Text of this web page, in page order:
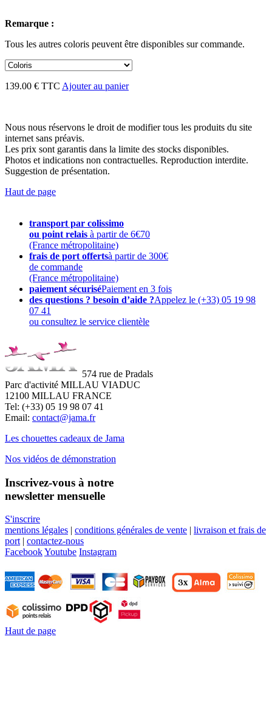
Remarque :
Tous les autres coloris peuvent être disponibles sur commande.
139.00 € TTC Ajouter au panier
Nous nous réservons le droit de modifier tous les produits du site
internet sans préavis.
Les prix sont garantis dans la limite des stocks disponibles.
Photos et indications non contractuelles. Reproduction interdite.
Suggestion de présentation.
Haut de page
transport par colissimo
ou point relais à partir de 6€70
(France métropolitaine)
frais de port offertsà partir de 300€
de commande
(France métropolitaine)
paiement sécuriséPaiement en 3 fois
des questions ? besoin d’aide ?Appelez le (+33) 05 19 98
07 41
ou consultez le service clientèle
574 rue de Pradals
Parc d'activité MILLAU VIADUC
12100 MILLAU FRANCE
Tel: (+33) 05 19 98 07 41
Email: contact@jama.fr
Les chouettes cadeaux de Jama
Nos vidéos de démonstration
Inscrivez-vous à notre
newsletter mensuelle
S'inscrire
mentions légales | conditions générales de vente | livraison et frais de
port | contactez-nous
FacebookYoutube Instagram
Haut de page